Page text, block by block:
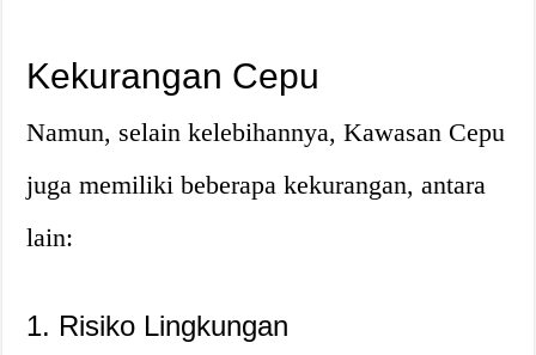
Kekurangan Cepu
Namun, selain kelebihannya, Kawasan Cepu
juga memiliki beberapa kekurangan, antara
lain:
1. Risiko Lingkungan